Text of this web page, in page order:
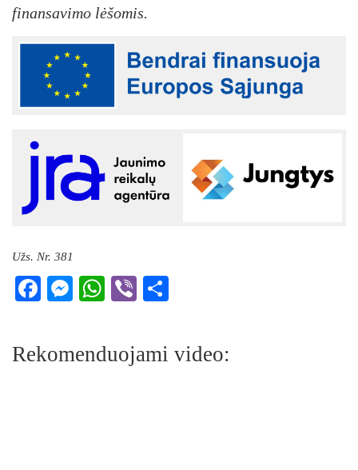
finansavimo lėšomis.
Užs. Nr. 381
Facebook
Messenger
WhatsApp
Viber
Rekomenduojami video: